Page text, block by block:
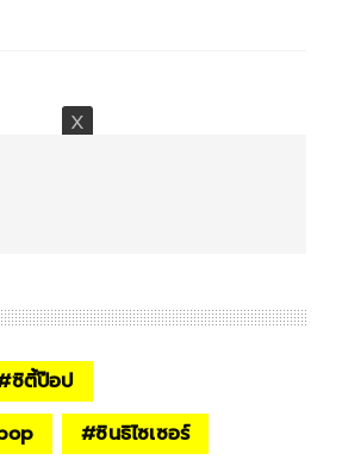
ซิตี้ป๊อป
#ซินธิไซเซอร์